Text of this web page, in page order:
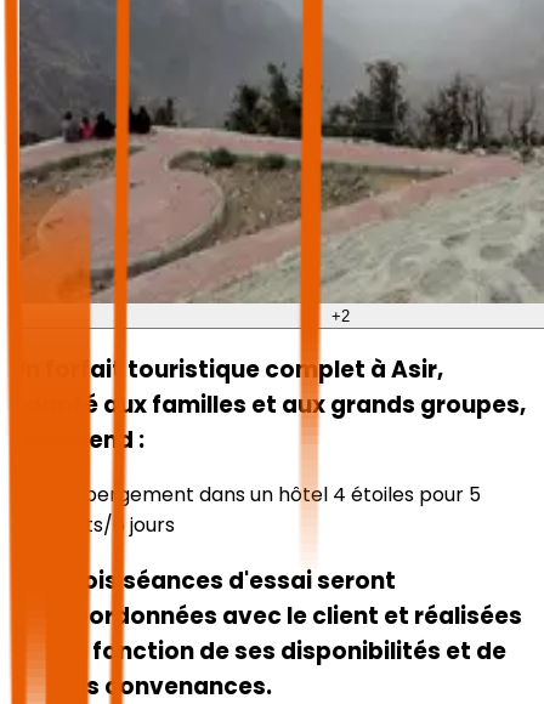
+2
Un forfait touristique complet à Asir,
adapté aux familles et aux grands groupes,
comprend :
Hébergement dans un hôtel 4 étoiles pour 5
nuits/6 jours
Trois séances d'essai seront
coordonnées avec le client et réalisées
en fonction de ses disponibilités et de
ses convenances.